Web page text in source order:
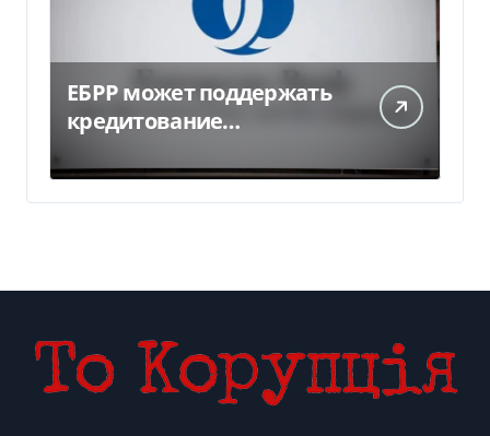
ЕБРР может поддержать
кредитование
300 млн евро — Delo.ua